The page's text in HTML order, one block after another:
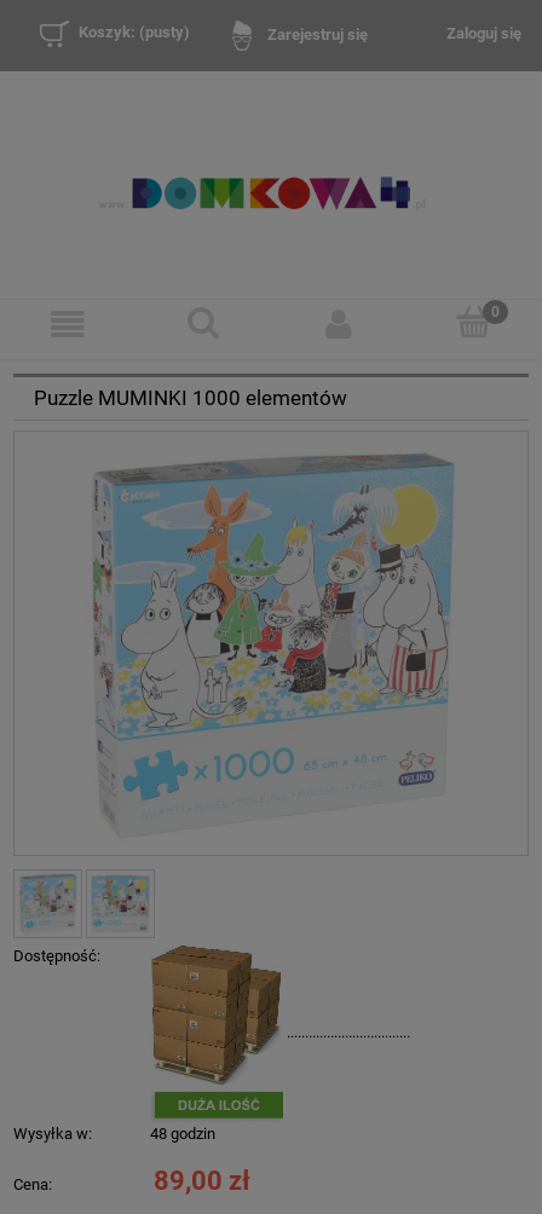
Zarejestruj się Zaloguj się
Koszyk: (pusty)
Puzzle MUMINKI 1000 elementów
Dostępność:
..................................
Wysyłka w: 48 godzin
Cena: 89,00 zł